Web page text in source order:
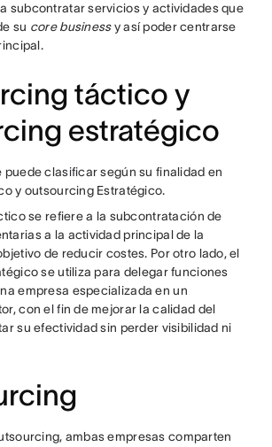
subcontratar servicios y actividades que
su core businessy así poder centrarse
táctico y
estratégico
puede clasificar según su finalidad en
y outsourcing Estratégico.
se refiere a la subcontratación de
a la actividad principal de la
de reducir costes. Por otro lado, el
se utiliza para delegar funciones
empresa especializada en un
con el fin de mejorar la calidad del
su efectividad sin perder visibilidad ni
ambas empresas comparten